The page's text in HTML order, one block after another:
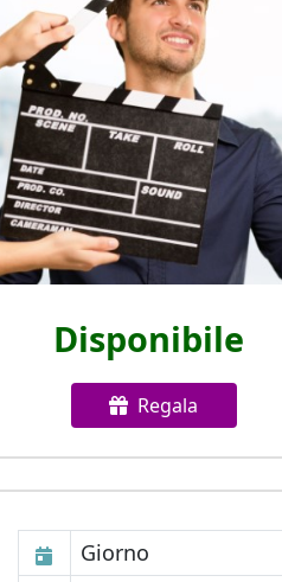
Disponibile
Regala
Giorno